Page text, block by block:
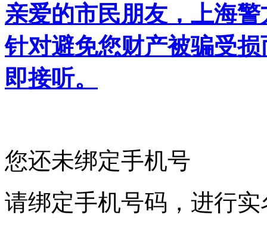
亲爱的市民朋友，上海
针对避免您财产被骗受
即接听。
您还未绑定手机号
请绑定手机号码，进行